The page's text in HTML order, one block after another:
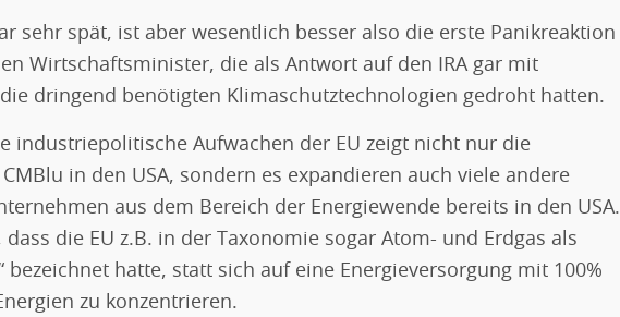
sehr spät, ist aber wesentlich besser also die erste Panikreaktion
Wirtschaftsminister, die als Antwort auf den IRA gar mit
dringend benötigten Klimaschutztechnologien gedroht hatten.
industriepolitische Aufwachen der EU zeigt nicht nur die
in den USA, sondern es expandieren auch viele andere
aus dem Bereich der Energiewende bereits in den USA.
dass die EU z.B. in der Taxonomie sogar Atom- und Erdgas als
bezeichnet hatte, statt sich auf eine Energieversorgung mit 100%
zu konzentrieren.